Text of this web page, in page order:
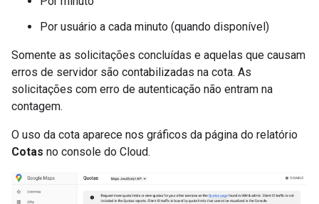
Por usuário a cada minuto (quando disponível)
Somente as solicitações concluídas e aquelas que causam
erros de servidor são contabilizadas na cota. As
solicitações com erro de autenticação não entram na
contagem.
O uso da cota aparece nos gráficos da página do relatório
Cotas no console do Cloud.